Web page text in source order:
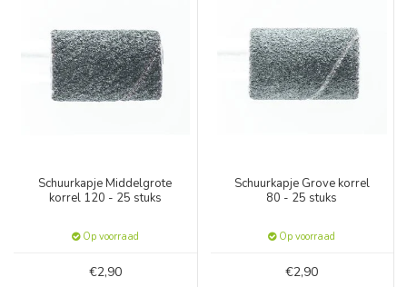
Schuurkapje Middelgrote
korrel 120 - 25 stuks
Op voorraad
€2,90
Schuurkapje Grove korrel
80 - 25 stuks
Op voorraad
€2,90